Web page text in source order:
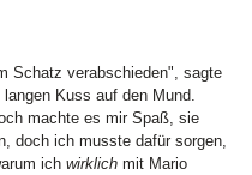
Schatz verabschieden", sagte
Kuss auf den Mund.
machte es mir Spaß, sie
doch ich musste dafür sorgen,
ich wirklich mit Mario